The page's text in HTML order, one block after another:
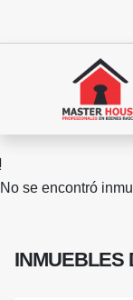
No se encontró
INMUEBLES